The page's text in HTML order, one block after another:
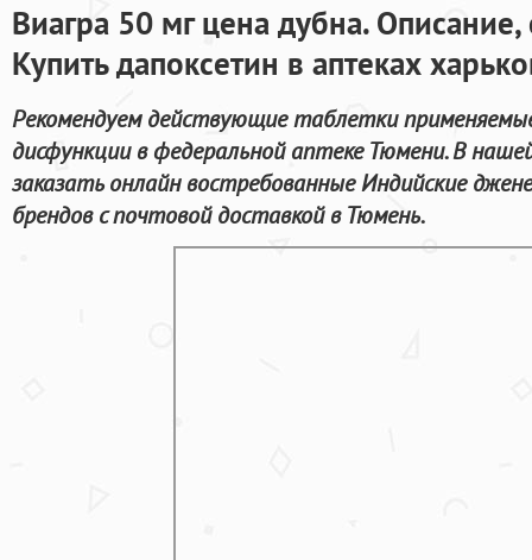
Виагра 50 мг цена дубна.
Купить дапоксетин в аптеках
Рекомендуем действующие таблетки
дисфункции в федеральной аптеке Тюмени. В
заказать онлайн востребованные Индийские
брендов с почтовой доставкой в Тюмень.